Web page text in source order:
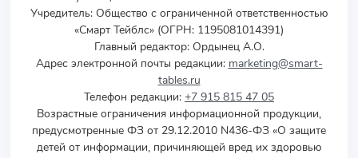
Учредитель: Общество с ограниченной ответственностью
«Смарт Тейблс» (ОГРН: 1195081014391)
Главный редактор: Ордынец А.О.
Адрес электронной почты редакции: marketing@smart-
tables.ru
Телефон редакции: +7 915 815 47 05
Возрастные ограничения информационной продукции,
предусмотренные ФЗ от 29.12.2010 N436-ФЗ «О защите
детей от информации, причиняющей вред их здоровью